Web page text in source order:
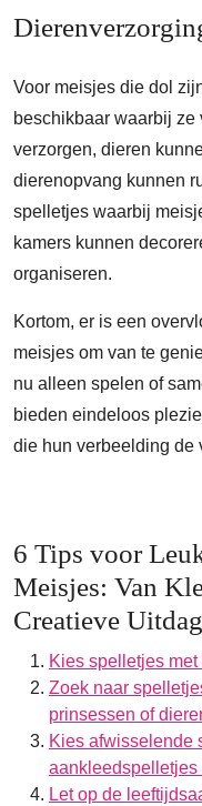
Voor meisjes die dol
beschikbaar waarbij
verzorgen, dieren
dierenopvang kunnen
spelletjes waarbij
kamers kunnen
organiseren.
Kortom, er is een
meisjes om van te
nu alleen spelen of
bieden eindeloos
die hun verbeelding de
6 Tips voor
Meisjes: Van
Creatieve
Kies spelletjes
Zoek naar
prinsessen of
Kies afwisselende
aankleedspelletjes
Let op de